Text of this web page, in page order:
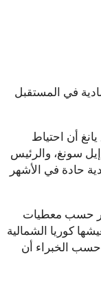
في المستقبل
أن احتياط
سونغ، والرئيس
حادة في الأشهر
طن بقيمة تصل قيمتها الى 8 مليارات دولار حسب معطيات
كوريا الشمالية
حسب الخبراء أن